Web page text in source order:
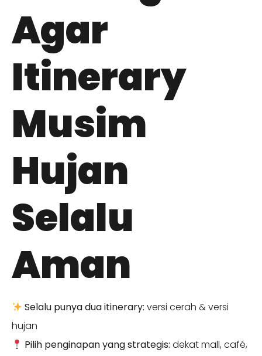
Agar
Itinerary
Musim
Hujan
Selalu
Aman
Selalu punya dua itinerary: versi cerah & versi
hujan
Pilih penginapan yang strategis: dekat mall, café,